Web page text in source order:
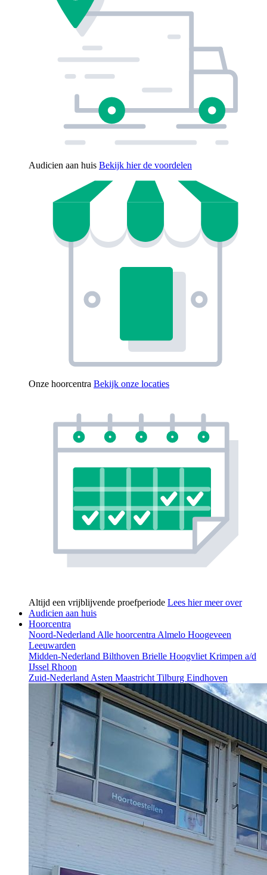
Audicien aan huis Bekijk hier de voordelen
Onze hoorcentra Bekijk onze locaties
Altijd een vrijblijvende proefperiode Lees hier meer over
Audicien aan huis
Hoorcentra
Noord-Nederland Alle hoorcentra Almelo Hoogeveen
Leeuwarden
Midden-Nederland Bilthoven Brielle Hoogvliet Krimpen a/d
IJssel Rhoon
Zuid-Nederland Asten Maastricht Tilburg Eindhoven